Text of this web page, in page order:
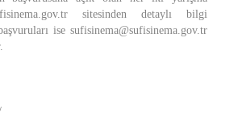
sitesinden detaylı bilgi
ise sufisinema@sufisinema.gov.tr